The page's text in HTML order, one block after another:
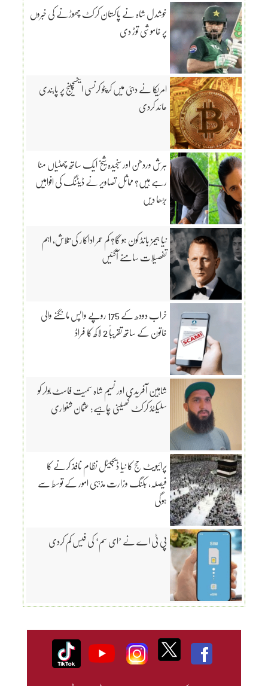
خوشدل شاہ نے پاکستان کرکٹ چھوڑنے کی خبروں
پر خاموشی توڑ دی
امریکا نے دبئی میں کرپٹو کرنسی ایکسچینج پر پابندی
عائد کردی
ہرش وردھن اور سنجیدہ شیخ ایک ساتھ چھٹیاں منا
رہے ہیں؟ مماثل تصاویر نے ڈیٹنگ کی افواہیں
بڑھا دیں
نیا جیمز بانڈ کون ہو گا؟ کم عمر اداکار کی تلاش، اہم
تفصیلات سامنے آگئیں
خراب دودھ کے 175 روپے واپس مانگنے والی
خاتون کے ساتھ تقریباً 2 لاکھ کا فراڈ
شاہین آفریدی اور نسیم شاہ سمیت فاسٹ بولر کو
سلیکٹڈ کرکٹ کھیلنی چاہیے: عثمان شنواری
پرائیویٹ حج کا نیا ڈیجیٹل نظام نافذ کرنے کا
فیصلہ، بکنگ وزارت مذہبی امور کے توسط سے
ہوگی
پی ٹی اے نے ’ای سم‘ کی فیس کم کردی